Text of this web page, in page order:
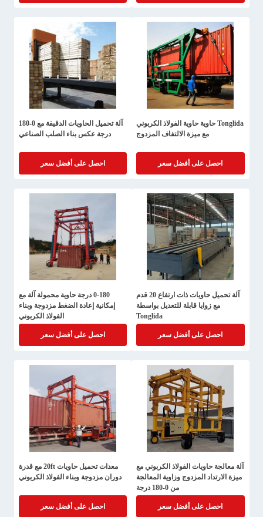
Tonglida حاوية حاوية الفولاذ الكربوني
مع ميزة الالتفاف المزدوج
احصل على أفضل سعر
آلة تحميل الحاويات الدقيقة مع 0-180
درجة عكس بناء الصلب الصناعي
احصل على أفضل سعر
آلة تحميل حاويات ذات ارتفاع 20 قدم
مع زوايا قابلة للتعديل بواسطة
Tonglida
احصل على أفضل سعر
0-180 درجة حاوية محمولة آلة مع
إمكانية إعادة الضغط مزدوجة وبناء
الفولاذ الكربوني
احصل على أفضل سعر
آلة معالجة حاويات الفولاذ الكربوني مع
ميزة الارتداد المزدوج وزاوية المعالجة
من 0-180 درجة
احصل على أفضل سعر
معدات تحميل حاويات 20ft مع قدرة
دوران مزدوجة وبناء الفولاذ الكربوني
احصل على أفضل سعر